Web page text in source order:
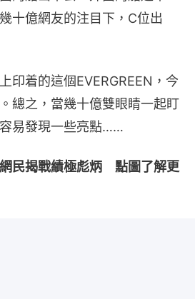
十億網友的注目下，C位出
印着的這個EVERGREEN，今
總之，當幾十億雙眼睛一起盯
易發現一些亮點……
民揭戰績極彪炳　點圖了解更